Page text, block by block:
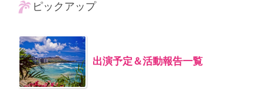
ピックアップ
出演予定＆活動報告一覧